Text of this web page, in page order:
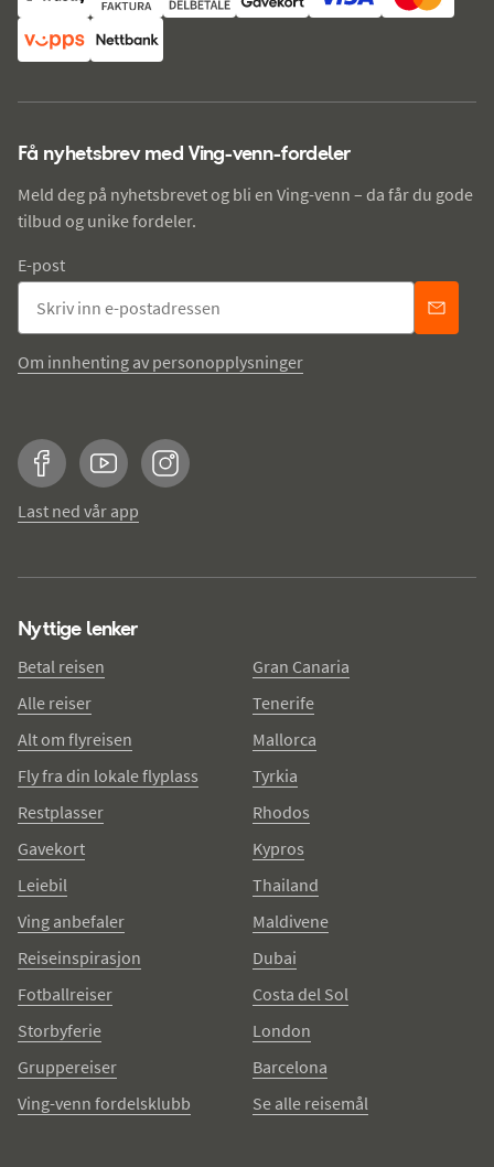
Få nyhetsbrev med Ving-venn-fordeler
Meld deg på nyhetsbrevet og bli en Ving-venn – da får du gode
tilbud og unike fordeler.
E-post
Om innhenting av personopplysninger
FacebookYouTubeInstagram
Last ned vår app
Nyttige lenker
Betal reisen
Alle reiser
Alt om flyreisen
Fly fra din lokale flyplass
Restplasser
Gavekort
Leiebil
Ving anbefaler
Reiseinspirasjon
Fotballreiser
Storbyferie
Gruppereiser
Ving-venn fordelsklubb
Gran Canaria
Tenerife
Mallorca
Tyrkia
Rhodos
Kypros
Thailand
Maldivene
Dubai
Costa del Sol
London
Barcelona
Se alle reisemål